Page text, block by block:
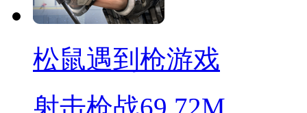
松鼠遇到枪游戏
射击枪战69.72M